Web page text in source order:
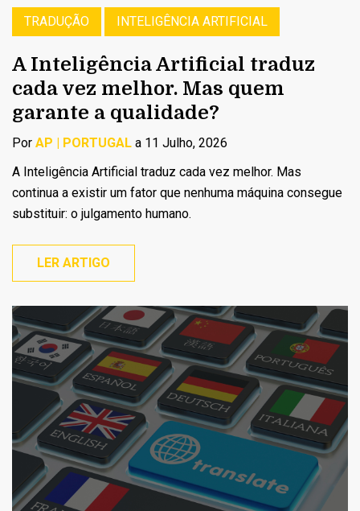
TRADUÇÃO INTELIGÊNCIA ARTIFICIAL
A Inteligência Artificial traduz
cada vez melhor. Mas quem
garante a qualidade?
Por AP | PORTUGAL a 11 Julho, 2026
A Inteligência Artificial traduz cada vez melhor. Mas
continua a existir um fator que nenhuma máquina consegue
substituir: o julgamento humano.
LER ARTIGO